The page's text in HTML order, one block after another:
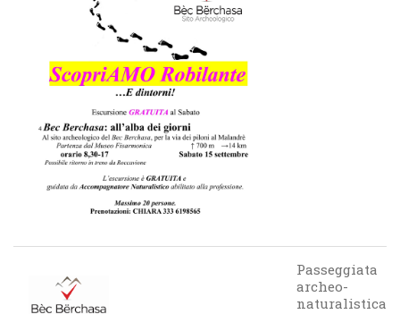
Passeggiata
archeo-
naturalistica